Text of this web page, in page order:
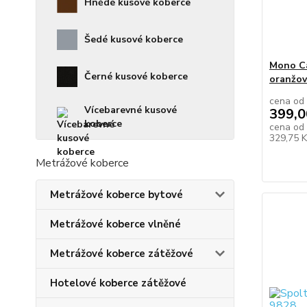
Šedé kusové koberce
Černé kusové koberce
Vícebarevné kusové
koberce
Metrážové koberce
Metrážové koberce bytové
Metrážové koberce vlněné
Metrážové koberce zátěžové
Hotelové koberce zátěžové
Mono
cena od
cena od
329,75